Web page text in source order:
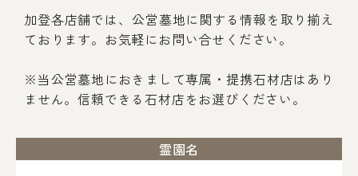
加登各店舗では、公営墓地に関する情報を取り揃え
ております。お気軽にお問い合せください。
※当公営墓地におきまして専属・提携石材店はあり
ません。信頼できる石材店をお選びください。
霊園名